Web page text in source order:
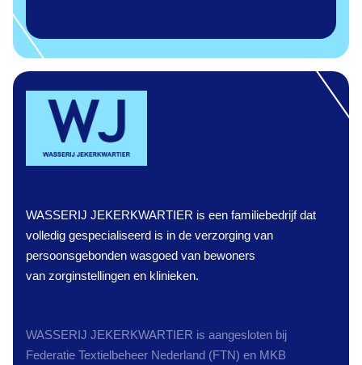
WASSERIJ JEKERKWARTIER is een familiebedrijf dat
volledig gespecialiseerd is in de verzorging van
persoonsgebonden wasgoed van bewoners
van zorginstellingen en klinieken.
WASSERIJ JEKERKWARTIER is aangesloten bij
Federatie Textielbeheer Nederland (FTN) en MKB